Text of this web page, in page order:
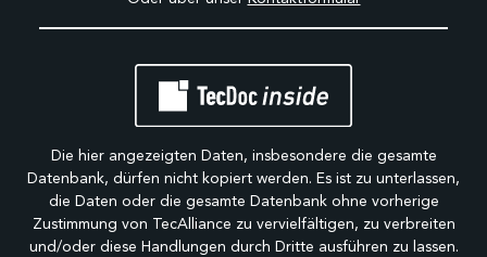
Die hier angezeigten Daten, insbesondere die gesamte
Datenbank, dürfen nicht kopiert werden. Es ist zu unterlassen,
die Daten oder die gesamte Datenbank ohne vorherige
Zustimmung von TecAlliance zu vervielfältigen, zu verbreiten
und/oder diese Handlungen durch Dritte ausführen zu lassen.